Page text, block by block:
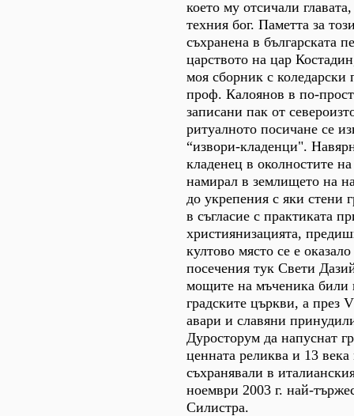
което му отсичали
техния бог. Паметта за
съхранена в българската
царството на цар
моя сборник с коледарски
проф. Калоянов в по-
записани пак от
ритуалното посичане се
“извори-кладенци".
кладенец в околностите
намирал в землището на
до укрепения с яки стени
в съгласие с практиката
християнизацията,
култово място се е
посечения тук Свети
мощите на мъченика били
градските църкви, а през
авари и славяни
Дуросторум да напуснат
ценната реликва и 13
съхранявали в
ноември 2003 г. най-
Силистра.